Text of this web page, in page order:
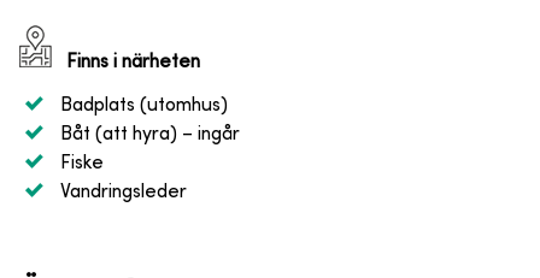
Finns i närheten
Badplats (utomhus)
Båt (att hyra) – ingår
Fiske
Vandringsleder